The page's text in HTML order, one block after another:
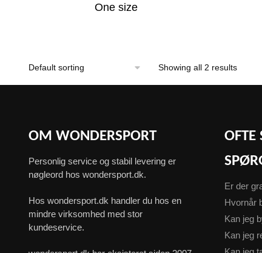
One size
Showing all 2 results
OM WONDERSPORT
Personlig service og stabil levering er
nøgleord hos wondersport.dk.
Hos wondersport.dk handler du hos en
mindre virksomhed med stor
kundeservice.
OFTE
Er der
Hvornår
Kan jeg
Kan jeg